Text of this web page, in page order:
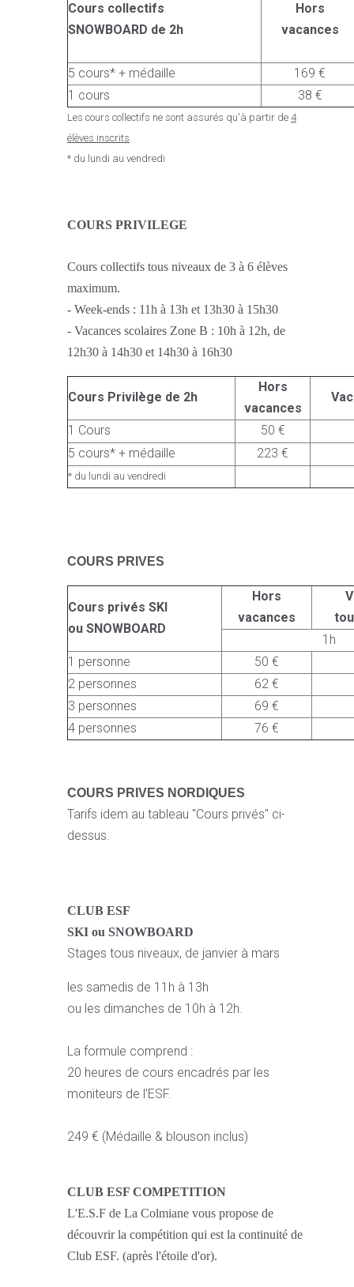
Cours collectifs
SNOWBOARD de 2h
Hors
vacances
5 cours* + médaille
169 €
1 cours
38 €
Les cours collectifs ne sont assurés qu'à partir de 4
élèves inscrits.
* du lundi au vendredi
COURS PRIVILEGE
Cours collectifs tous niveaux de 3 à 6 élèves
maximum.
- Week-ends : 11h à 13h et 13h30 à 15h30
- Vacances scolaires Zone B : 10h à 12h, de
12h30 à 14h30 et 14h30 à 16h30
Cours Privilège de 2h
Hors
vacances
1 Cours
50 €
5 cours* + médaille
223 €
* du lundi au vendredi
COURS PRIVES
Cours privés SKI
ou SNOWBOARD
Hors
vacances
1h
1 personne
50 €
2 personnes
62 €
3 personnes
69 €
4 personnes
76 €
COURS PRIVES NORDIQUES
Tarifs idem au tableau "Cours privés" ci-
dessus.
CLUB ESF
SKI ou SNOWBOARD
Stages tous niveaux, de janvier à mars
les samedis de 11h à 13h
ou les dimanches de 10h à 12h.
La formule comprend :
20 heures de cours encadrés par les
moniteurs de l'ESF.
249 € (Médaille & blouson inclus)
CLUB ESF COMPETITION
L'E.S.F de La Colmiane vous propose de
découvrir la compétition qui est la continuité de
Club ESF. (après l'étoile d'or).